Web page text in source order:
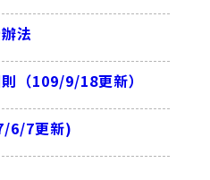
法
（109/9/18更新）
6/7更新)